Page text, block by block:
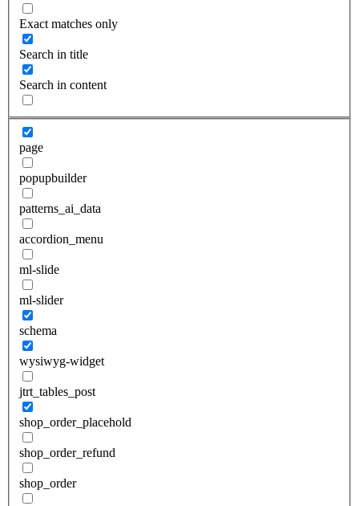
Exact matches only
Search in title
Search in content
page
popupbuilder
patterns_ai_data
accordion_menu
ml-slide
ml-slider
schema
wysiwyg-widget
jtrt_tables_post
shop_order_placehold
shop_order_refund
shop_order